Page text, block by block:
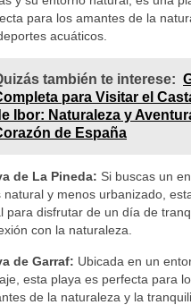
para los amantes de la
acuáticos.
también te interese:
para Visitar el
Ibor: Naturaleza y
de España
de La Pineda: Si buscas un
natural y menos urbanizado,
para disfrutar de un día de
con la naturaleza.
de Garraf: Ubicada en un
esta playa es perfecta para
de la naturaleza y la